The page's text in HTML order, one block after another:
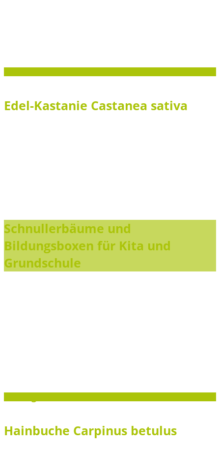
Edel-Kastanie Castanea sativa
Schnullerbäume und
Bildungsboxen für Kita und
Grundschule
Hainbuche Carpinus betulus